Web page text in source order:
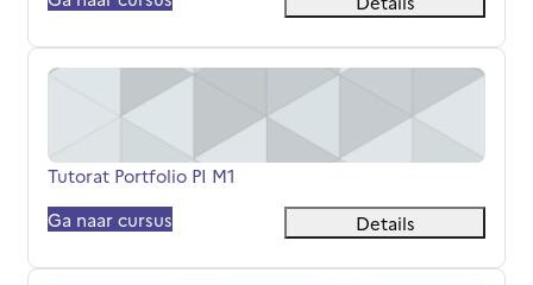
Tutorat Portfolio PI M1
Cursusnaam
Tutorat Portfolio PI M1
Ga naar cursus
Details